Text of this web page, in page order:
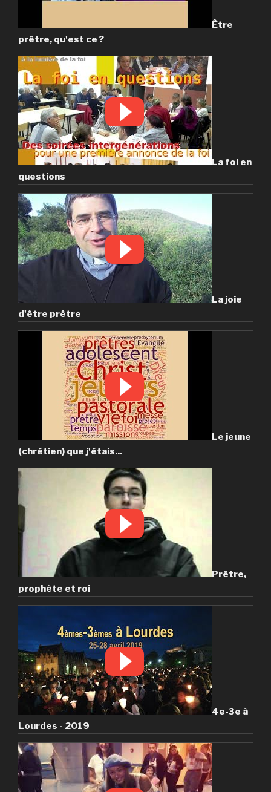
Être
prêtre, qu'est ce ?
La foi en
questions
La joie
d'être prêtre
Le jeune
(chrétien) que j'étais...
Prêtre,
prophète et roi
4e-3e à
Lourdes - 2019